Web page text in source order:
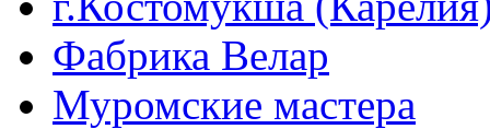
Фабрика Велар
Муромские мастера